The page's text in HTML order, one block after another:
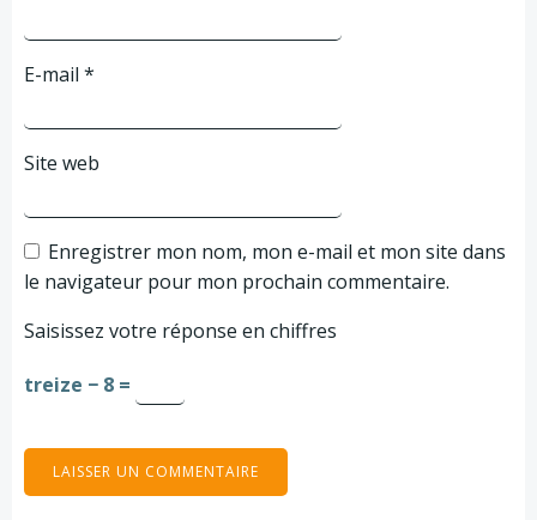
E-mail *
Site web
Enregistrer mon nom, mon e-mail et mon site dans
le navigateur pour mon prochain commentaire.
Saisissez votre réponse en chiffres
treize − 8 =